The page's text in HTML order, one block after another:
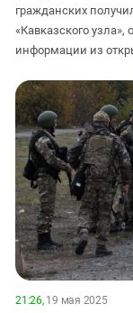
гражданских
«Кавказского
информации из
21:26,19 мая 2025